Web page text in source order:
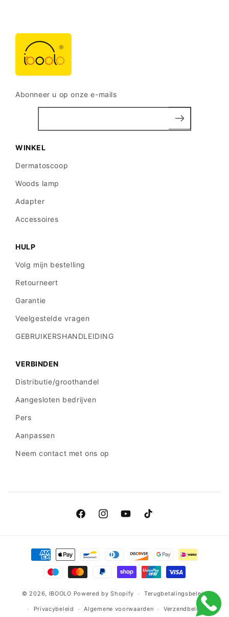
Abonneer u op onze e-mails
WINKEL
Dermatoscoop
Woods lamp
Adapter
Accessoires
HULP
Volg mijn bestelling
Retourneert
Garantie
Veelgestelde vragen
GEBRUIKERSHANDLEIDING
VERBINDEN
Distributie/groothandel
Aangesloten bedrijven
Pers
Aanpassen
Neem contact met ons op
FacebookInstagramYouTubeTikTok
Betaalmethoden
© 2026, IBOOLO Powered by Shopify Terugbetalingsbeleid
Privacybeleid Algemene voorwaarden Verzendbeleid